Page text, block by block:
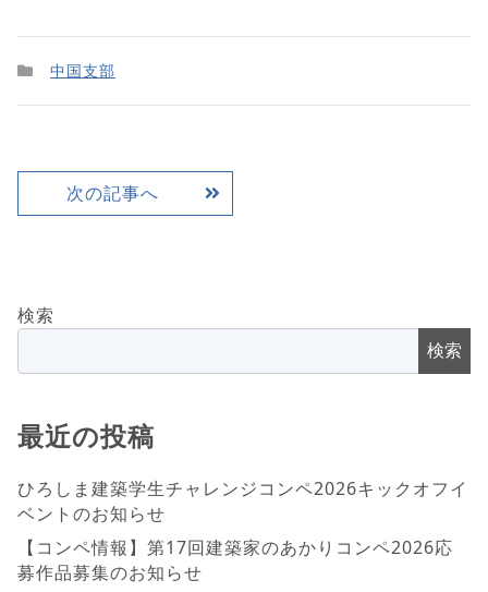
中国支部
次の記事へ
検索
検索
最近の投稿
ひろしま建築学生チャレンジコンペ2026キックオフイ
ベントのお知らせ
【コンペ情報】第17回建築家のあかりコンペ2026応
募作品募集のお知らせ